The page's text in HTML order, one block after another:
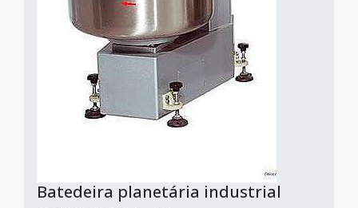
Batedeira planetária industrial